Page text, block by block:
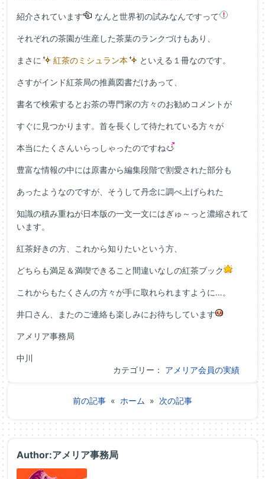
紹介されています なんと世界初の試みなんですって
それぞれの茶園が生産した茶葉のランクづけもあり、
まさに 紅茶のミシュラン本 といえる１冊なのです。
さすがインド紅茶局の推薦図書だけあって、
書名で検索するとお茶の専門家の方々のお勧めコメントが
すぐに見つかります。首を長くして待たれている方々が
本当にたくさんいらっしゃったのですね
豊富な情報の中には原書から編集段階で割愛された部分も
あったようなのですが、そうして丹念に調べ上げられた
知識の積み重ねが日本版の一文一文にはぎゅ～っと濃縮されて
います。
紅茶好きの方、これから知りたいという方、
どちらも満足＆満喫できること間違いなしの紅茶ブック
これからもたくさんの方々が手に取れられますように…。
井口さん、またのご連絡も楽しみにお待ちしています
アメリア事務局
中川
カテゴリー： アメリア会員の実績
前の記事 « ホーム » 次の記事
Author:アメリア事務局